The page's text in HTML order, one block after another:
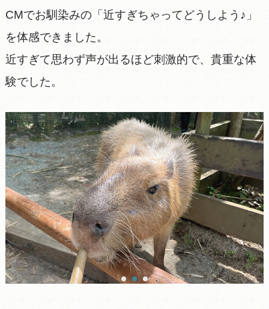
CMでお馴染みの「近すぎちゃってどうしよう♪」
を体感できました。
近すぎて思わず声が出るほど刺激的で、貴重な体
験でした。